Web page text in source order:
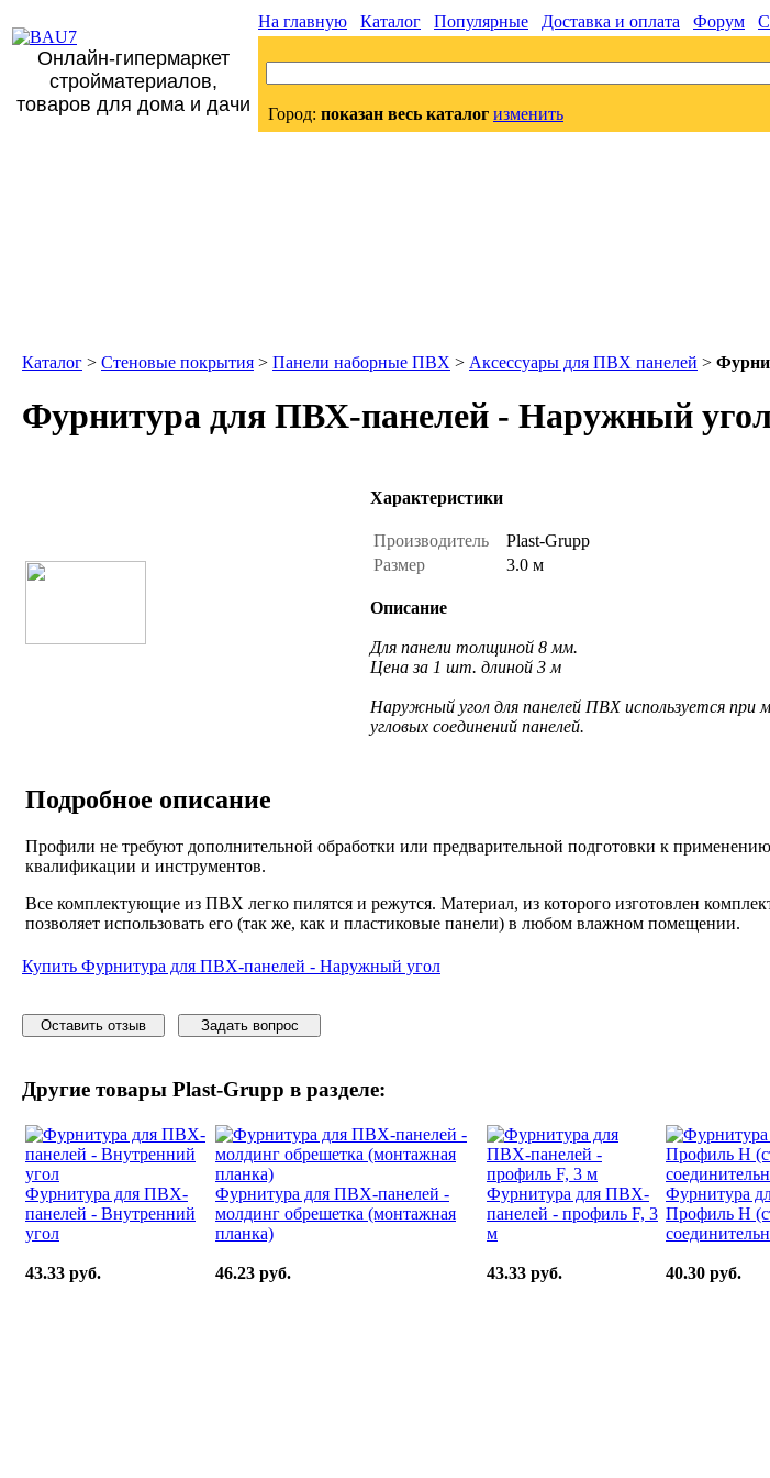
Онлайн-гипермаркет
стройматериалов,
товаров для дома и дачи
На главную Каталог Популярные Доставка и оплата Форум
Город: показан весь каталог изменить
Каталог > Стеновые покрытия > Панели наборные ПВХ > Аксессуары для ПВХ панелей >
Фурнитура для ПВХ-панелей - Наружный
Характеристики
Производитель
Plast-Grupp
Размер
3.0 м
Описание
Для панели толщиной 8 мм.
Цена за 1 шт. длиной 3 м
Наружный угол для панелей ПВХ используется при
угловых соединений панелей.
Подробное описание
Профили не требуют дополнительной обработки или предварительной подготовки к
квалификации и инструментов.
Все комплектующие из ПВХ легко пилятся и режутся. Материал, из которого изготовлен
позволяет использовать его (так же, как и пластиковые панели) в любом влажном помещении.
Купить Фурнитура для ПВХ-панелей - Наружный угол
Оставить отзыв Задать вопрос
Другие товары Plast-Grupp в разделе:
Фурнитура для ПВХ-
панелей - Внутренний
угол
43.33 руб.
Фурнитура для ПВХ-панелей -
молдинг обрешетка (монтажная
планка)
46.23 руб.
Фурнитура для ПВХ-
панелей - профиль F, 3
м
43.33 руб.
Фурнитура
Профиль H
40.30 руб.